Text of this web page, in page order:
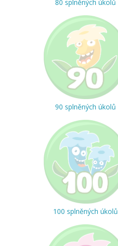
80 splněných úkolů
90 splněných úkolů
100 splněných úkolů